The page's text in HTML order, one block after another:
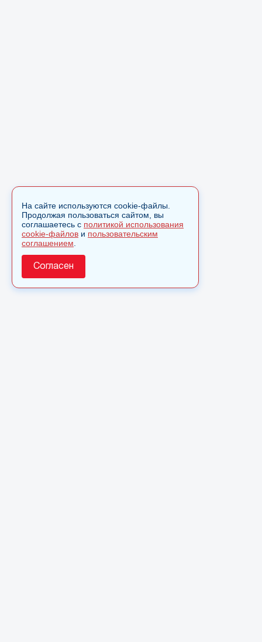
На сайте используются cookie-файлы.
Продолжая пользоваться сайтом, вы
соглашаетесь с политикой использования
cookie-файлов и пользовательским
соглашением
Согласен